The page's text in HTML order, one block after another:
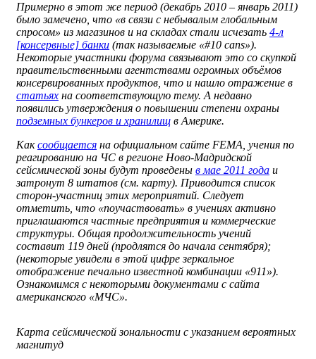
Примерно в этот же период (декабрь 2010 – январь 2011)
было замечено, что «в связи с небывалым глобальным
спросом» из магазинов и на складах стали исчезать 4-л
[консервные] банки (так называемые «#10 cans»).
Некоторые участники форума связывают это со скупкой
правительственными агентствами огромных объёмов
консервированных продуктов, что и нашло отражение в
статьях на соответствующую тему. А недавно
появились утверждения о повышении степени охраны
подземных бункеров и хранилищ в Америке.
Каксообщается на официальном сайте FEMA , учения по
реагированию на ЧС в регионе Ново-Мадридской
сейсмической зоны будут проведены в мае 2011 года и
затронут 8 штатов (см. карту). Приводится список
сторон-участниц этих мероприятий. Следует
отметить, что «поучаствовать» в учениях активно
приглашаются частные предприятия и коммерческие
структуры. Общая продолжительность учений
составит 119 дней (продлятся до начала сентября);
(некоторые увидели в этой цифре зеркальное
отображение печально известной комбинации «911»).
Ознакомимся с некоторыми документами с сайта
американского «МЧС».
Карта сейсмической зональности с указанием вероятных
магнитуд